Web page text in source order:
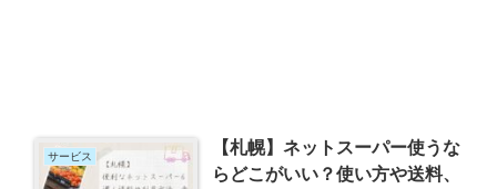
サービス
【札幌】ネットスーパー使うな
らどこがいい？使い方や送料、